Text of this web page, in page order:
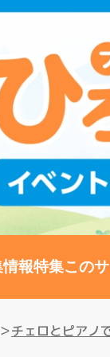
報特集この
チェロとピアノ